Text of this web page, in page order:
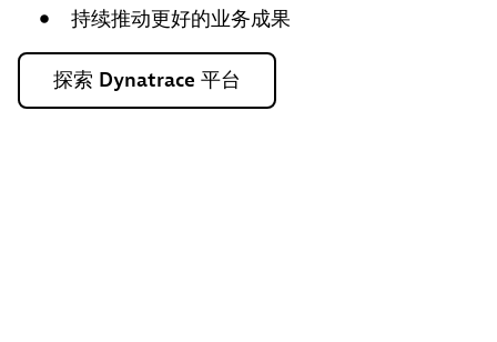
持续推动更好的业务成果
探索 Dynatrace 平台